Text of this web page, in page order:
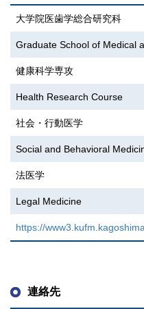
大学院医歯学総合研究科
Graduate School of Medical
健康科学専攻
Health Research Course
社会・行動医学
Social and Behavioral
法医学
Legal Medicine
https://
連絡先